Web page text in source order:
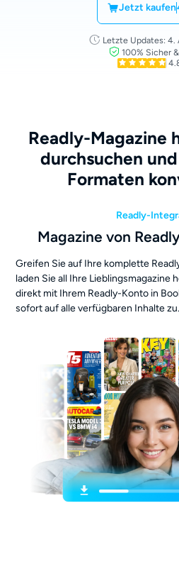
Jetzt kaufen
Letzte Updates: 4.
100% Sicher
Readly-Magazine
durchsuchen
Formaten
Readly-
Magazine von
Greifen Sie auf Ihre komplette
laden Sie all Ihre Lieblingsmagazine
direkt mit Ihrem Readly-Konto in
sofort auf alle verfügbaren Inhalte zu.